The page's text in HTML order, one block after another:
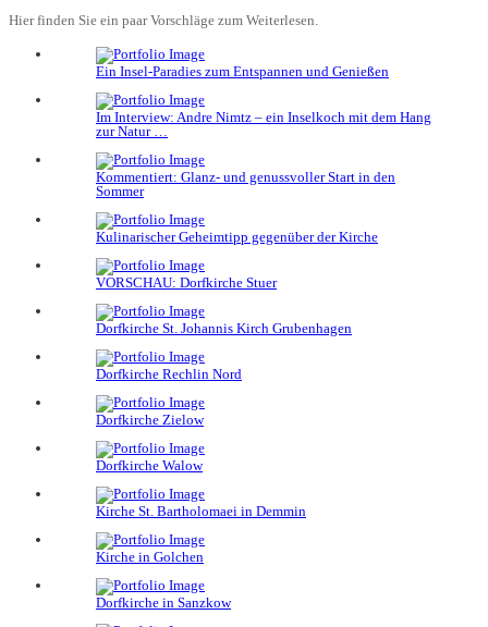
Hier finden Sie ein paar Vorschläge zum Weiterlesen.
Ein Insel-Paradies zum Entspannen und Genießen
Im Interview: Andre Nimtz – ein Inselkoch mit dem Hang
zur Natur …
Kommentiert: Glanz- und genussvoller Start in den
Sommer
Kulinarischer Geheimtipp gegenüber der Kirche
VORSCHAU: Dorfkirche Stuer
Dorfkirche St. Johannis Kirch Grubenhagen
Dorfkirche Rechlin Nord
Dorfkirche Zielow
Dorfkirche Walow
Kirche St. Bartholomaei in Demmin
Kirche in Golchen
Dorfkirche in Sanzkow